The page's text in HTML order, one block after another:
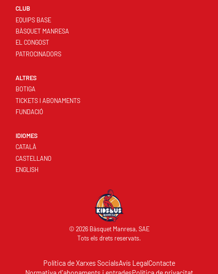
CLUB
EQUIPS BASE
BÀSQUET MANRESA
EL CONGOST
PATROCINADORS
ALTRES
BOTIGA
TICKETS I ABONAMENTS
FUNDACIÓ
IDIOMES
CATALÀ
CASTELLANO
ENGLISH
© 2026 Bàsquet Manresa, SAE
Tots els drets reservats.
Política de Xarxes SocialsAvís LegalContacte